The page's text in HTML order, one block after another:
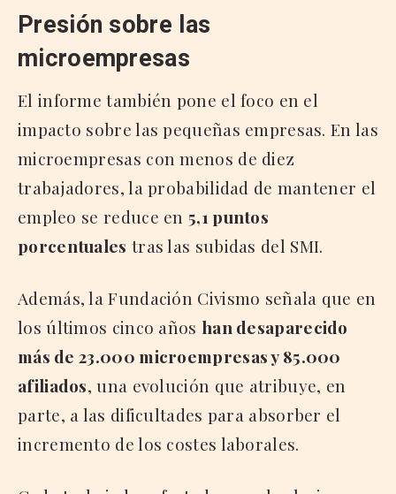
Presión sobre las
microempresas
El informe también pone el foco en el
impacto sobre las pequeñas empresas. En las
microempresas con menos de diez
trabajadores, la probabilidad de mantener el
empleo se reduce en 5,1 puntos
porcentuales tras las subidas del SMI.
Además, la Fundación Civismo señala que en
los últimos cinco años han desaparecido
más de 23.000 microempresas y 85.000
afiliados, una evolución que atribuye, en
parte, a las dificultades para absorber el
incremento de los costes laborales.